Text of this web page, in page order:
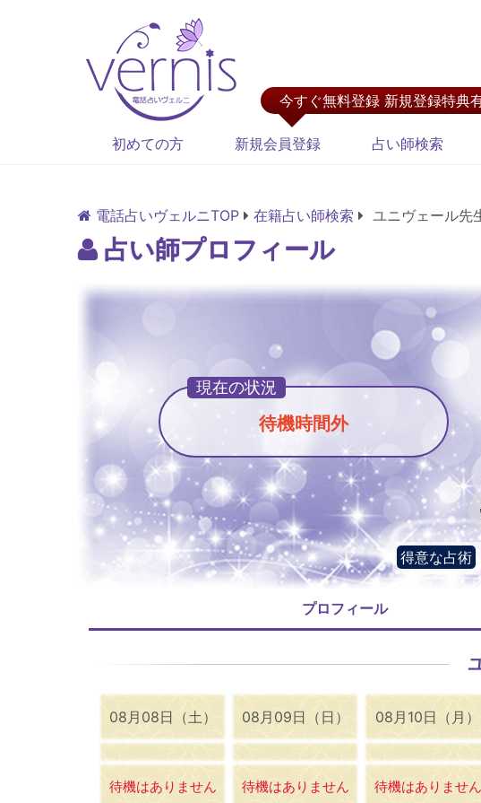
今すぐ無料登録 新規登録特典
初めての方 新規会員登録 占い師検索
電話占いヴェルニTOP 在籍占い師検索 ユニヴェール先
占い師プロフィール
得意な占術
ネリング
待機時間外
プロフィール
08月08日（土）
待機はありません
08月09日（日）
待機はありません
08月10日（月）
待機はありません